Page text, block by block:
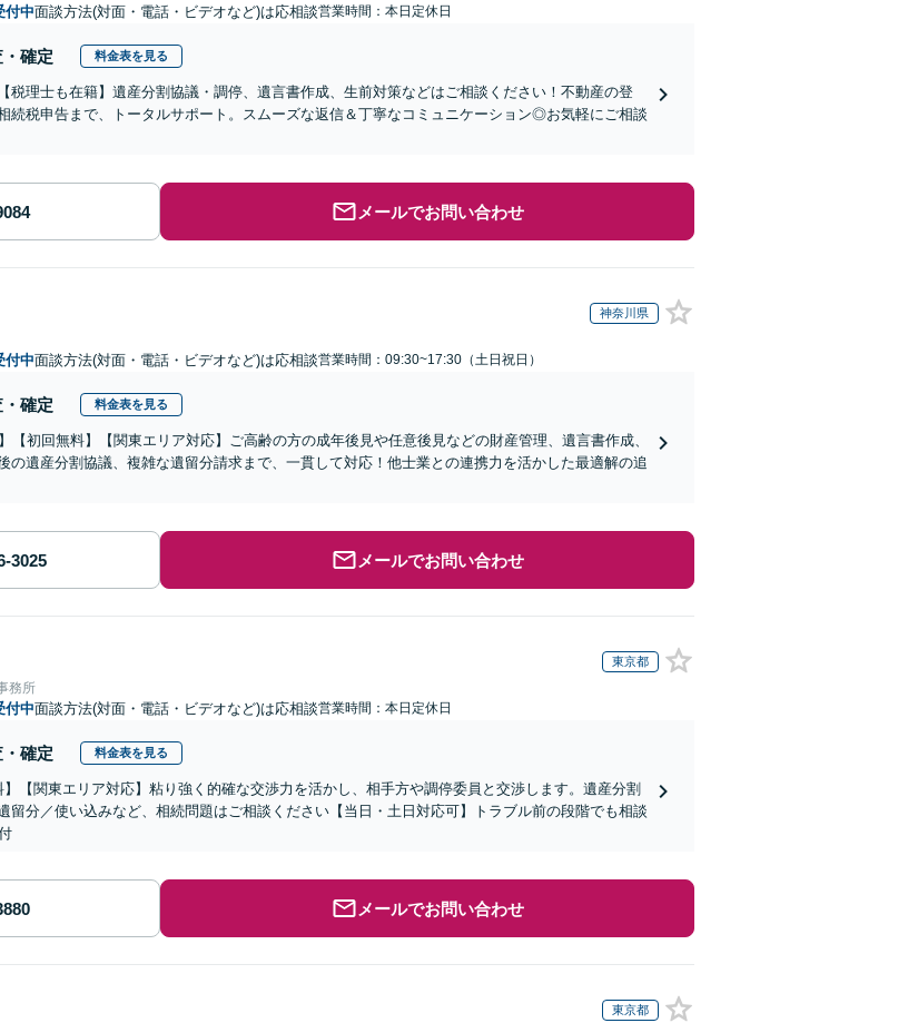
付中面談方法(対面・電話・ビデオなど)は応相談営業時間：本日定休日
確定 料金表を見る
税理士も在籍】遺産分割協議・調停、遺言書作成、生前対策などはご相談ください！不動産の登
続税申告まで、トータルサポート。スムーズな返信＆丁寧なコミュニケーション◎お気軽にご相談
メールでお問い合わせ
神奈川県
付中面談方法(対面・電話・ビデオなど)は応相談営業時間：09:30~17:30（土日祝日）
確定 料金表を見る
【初回無料】【関東エリア対応】ご高齢の方の成年後見や任意後見などの財産管理、遺言書作成、
の遺産分割協議、複雑な遺留分請求まで、一貫して対応！他士業との連携力を活かした最適解の追
メールでお問い合わせ
東京都
務所
付中面談方法(対面・電話・ビデオなど)は応相談営業時間：本日定休日
確定 料金表を見る
】【関東エリア対応】粘り強く的確な交渉力を活かし、相手方や調停委員と交渉します。遺産分割
留分／使い込みなど、相続問題はご相談ください【当日・土日対応可】トラブル前の段階でも相談
メールでお問い合わせ
東京都